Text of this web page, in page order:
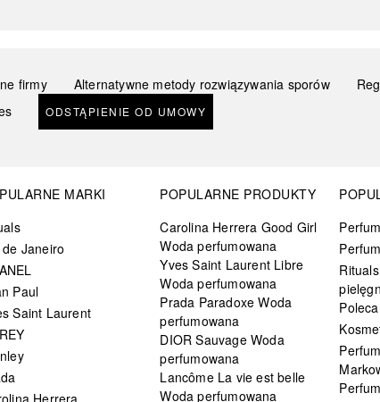
firmy Alternatywne metody rozwiązywania sporów
ODSTĄPIENIE OD UMOWY
MARKI
Janeiro
Paul
Saint Laurent
Herrera
POPULARNE PRODUKTY
Carolina Herrera Good Girl
Woda perfumowana
Yves Saint Laurent Libre
Woda perfumowana
Prada Paradoxe Woda
perfumowana
DIOR Sauvage Woda
perfumowana
Lancôme La vie est belle
Woda perfumowana